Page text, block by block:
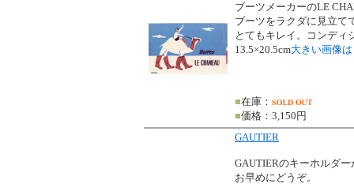
ブーツメーカーのLE
ブーツをラクダに見立て
とてもキレイ。コンディ
13.5×20.5cm大きい画像
■在庫：
■価格：3,150円
GAUTIER
GAUTIERのキーホルダ
お早めにどうぞ。